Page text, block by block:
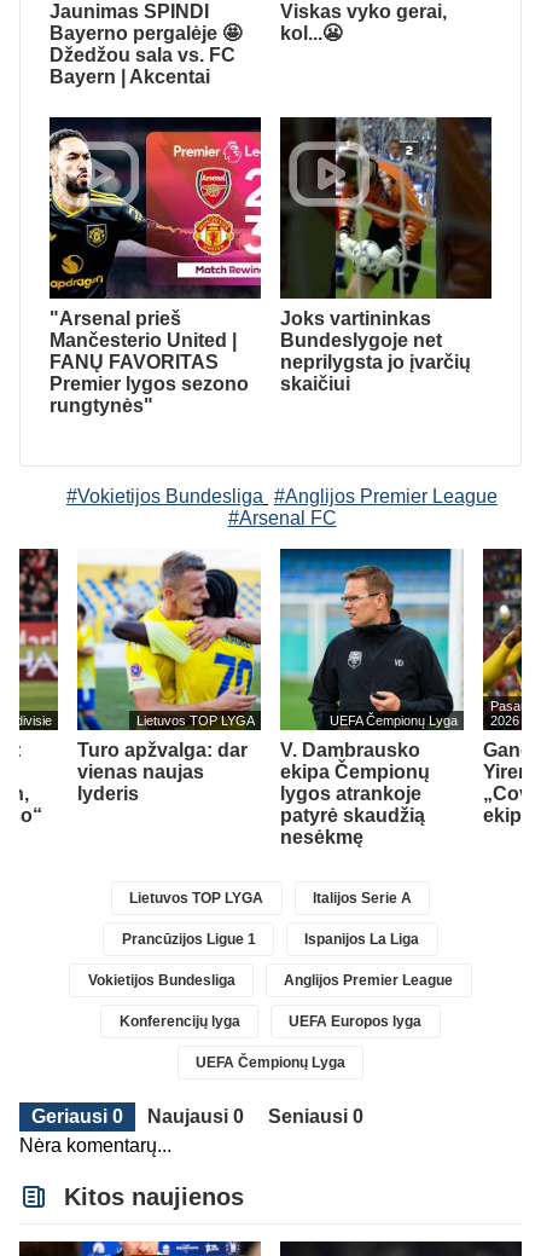
Jaunimas SPINDI
Bayerno pergalėje 🤩
Džedžou sala vs. FC
Bayern | Akcentai
Viskas vyko gerai,
kol...😬
"Arsenal prieš
Mančesterio United |
FANŲ FAVORITAS
Premier lygos sezono
rungtynės"
Joks vartininkas
Bundeslygoje net
neprilygsta jo įvarčių
skaičiui
#Vokietijos Bundesliga #Anglijos Premier League
#Arsenal FC
Lietuvos TOP LYGA
Turo apžvalga: dar
vienas naujas
lyderis
UEFA Čempionų Lyga
V. Dambrausko
ekipa Čempionų
lygos atrankoje
patyrė skaudžią
nesėkmę
2026
ekipą
Lietuvos TOP LYGA Italijos Serie A
Prancūzijos Ligue 1 Ispanijos La Liga
Vokietijos Bundesliga Anglijos Premier League
Konferencijų lyga UEFA Europos lyga
UEFA Čempionų Lyga
Geriausi 0 Naujausi 0
Seniausi 0
Nėra komentarų...
Kitos naujienos